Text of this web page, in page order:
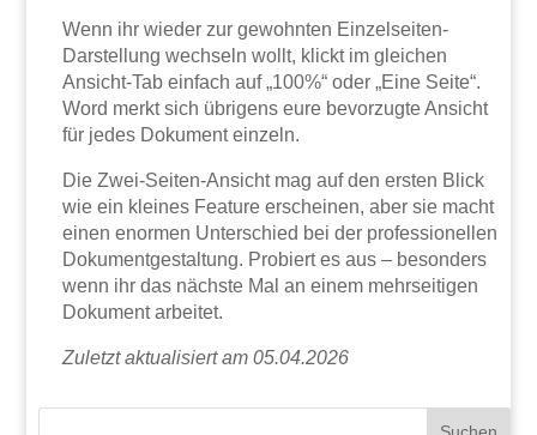
Wenn ihr wieder zur gewohnten Einzelseiten-
Darstellung wechseln wollt, klickt im gleichen
Ansicht-Tab einfach auf „100%“ oder „Eine Seite“.
Word merkt sich übrigens eure bevorzugte Ansicht
für jedes Dokument einzeln.
Die Zwei-Seiten-Ansicht mag auf den ersten Blick
wie ein kleines Feature erscheinen, aber sie macht
einen enormen Unterschied bei der professionellen
Dokumentgestaltung. Probiert es aus – besonders
wenn ihr das nächste Mal an einem mehrseitigen
Dokument arbeitet.
Zuletzt aktualisiert am 05.04.2026